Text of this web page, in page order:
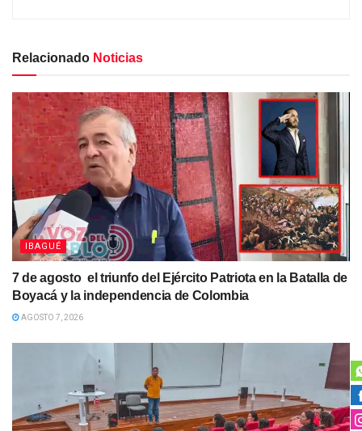
Relacionado Noticias
IBAGUÉ
7 de agosto el triunfo del Ejército Patriota en la Batalla de
Boyacá y la independencia de Colombia
AGOSTO 7, 2026